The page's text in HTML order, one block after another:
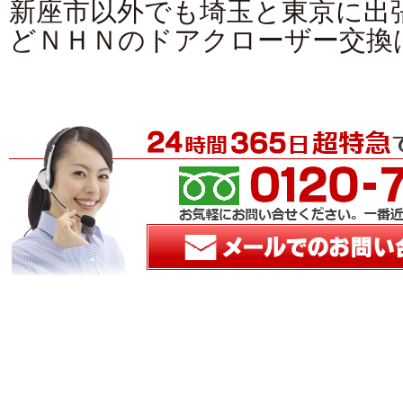
新座市以外でも埼玉と東京に
どＮＨＮのドアクローザー交